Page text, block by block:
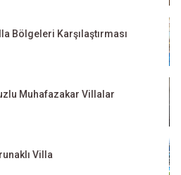
Bölgeleri Karşılaştırması
Muhafazakar Villalar
Villa